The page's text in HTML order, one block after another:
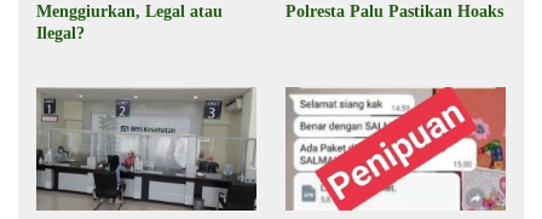
Menggiurkan, Legal atau
Ilegal?
Polresta Palu Pastikan Hoaks